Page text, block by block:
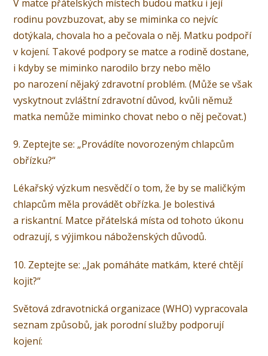
V matce přátelských místech budou matku i její
rodinu povzbuzovat, aby se miminka co nejvíc
dotýkala, chovala ho a pečovala o něj. Matku podpoří
v kojení. Takové podpory se matce a rodině dostane,
i kdyby se miminko narodilo brzy nebo mělo
po narození nějaký zdravotní problém. (Může se však
vyskytnout zvláštní zdravotní důvod, kvůli němuž
matka nemůže miminko chovat nebo o něj pečovat.)
9. Zeptejte se: „Provádíte novorozeným chlapcům
obřízku?“
Lékařský výzkum nesvědčí o tom, že by se maličkým
chlapcům měla provádět obřízka. Je bolestivá
a riskantní. Matce přátelská místa od tohoto úkonu
odrazují, s výjimkou náboženských důvodů.
10. Zeptejte se: „Jak pomáháte matkám, které chtějí
kojit?“
Světová zdravotnická organizace (WHO) vypracovala
seznam způsobů, jak porodní služby podporují
kojení: